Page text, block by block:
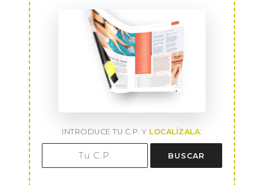
INTRODUCE TU C.P. Y LOCALÍZALA:
BUSCAR